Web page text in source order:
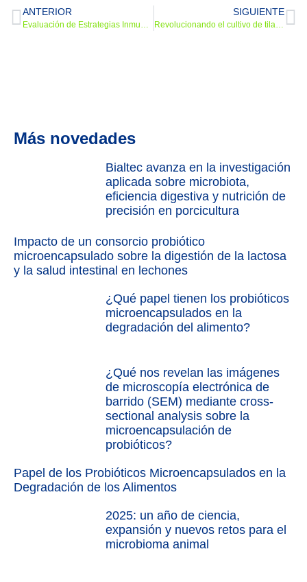
ANTERIOR
Evaluación de Estrategias Inmunomoduladoras Frente al Cuadro Febril en Ganado Cebú: Consorcio de Probióticos vs. Pared Celular de Saccharomyces cerevisiae Durante el Levante en los Llanos Orientales de Colombia
SIGUIENTE
Revolucionando el cultivo de tilapia: impulsando la productividad con probióticos de cocultivo microencapsulados
Más novedades
Bialtec avanza en la investigación
aplicada sobre microbiota,
eficiencia digestiva y nutrición de
precisión en porcicultura
Impacto de un consorcio probiótico
microencapsulado sobre la digestión de la lactosa
y la salud intestinal en lechones
¿Qué papel tienen los probióticos
microencapsulados en la
degradación del alimento?
¿Qué nos revelan las imágenes
de microscopía electrónica de
barrido (SEM) mediante cross-
sectional analysis sobre la
microencapsulación de
probióticos?
Papel de los Probióticos Microencapsulados en la
Degradación de los Alimentos
2025: un año de ciencia,
expansión y nuevos retos para el
microbioma animal